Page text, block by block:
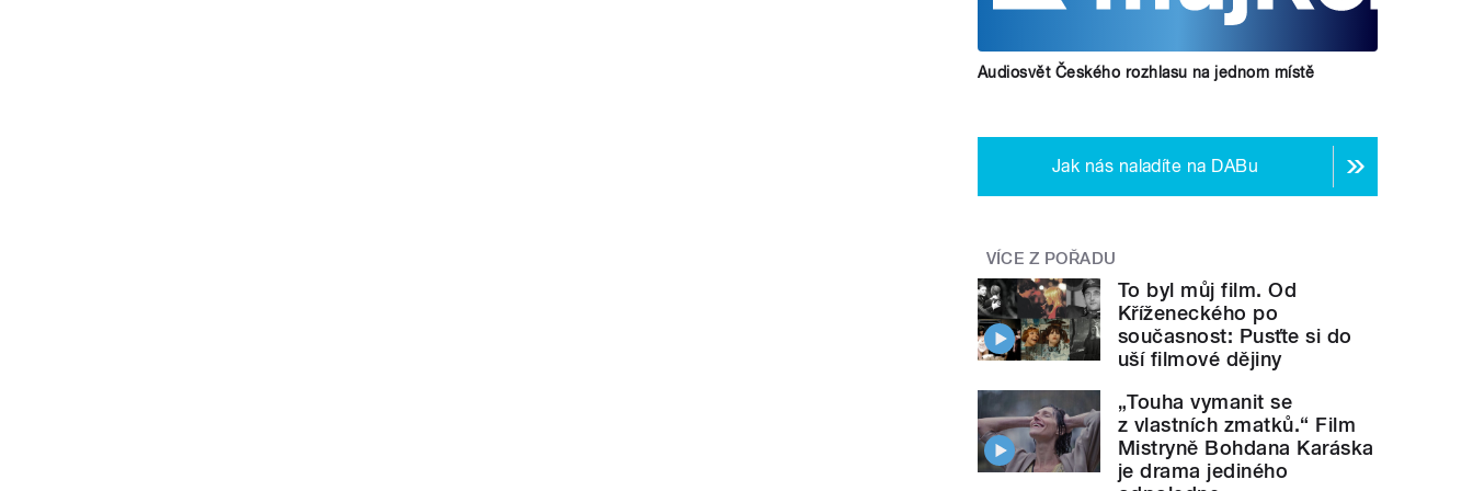
Audiosvět Českého rozhlasu na jednom místě
Jak nás naladíte na DABu
VÍCE Z POŘADU
To byl můj film. Od
Kříženeckého po
současnost: Pusťte si do
uší filmové dějiny
„Touha vymanit se
z vlastních zmatků.“ Film
Mistryně Bohdana Karáska
je drama jediného